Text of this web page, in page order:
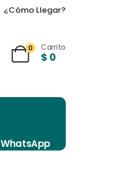
¿Cómo Llegar?
0 Carrito
$ 0
WhatsApp